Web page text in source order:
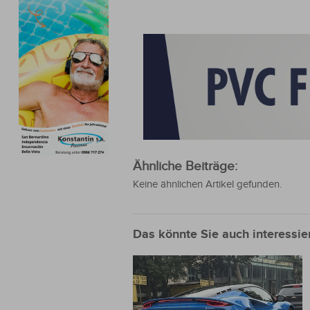
Ähnliche Beiträge:
Keine ähnlichen Artikel gefunden.
Das könnte Sie auch